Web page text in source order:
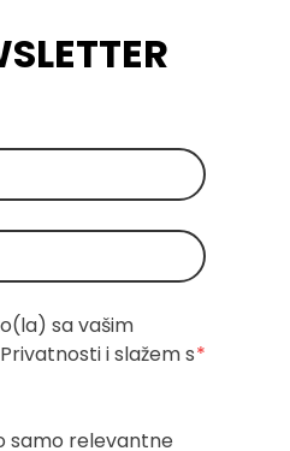
sa vašim
i slažem s *
samo relevantne